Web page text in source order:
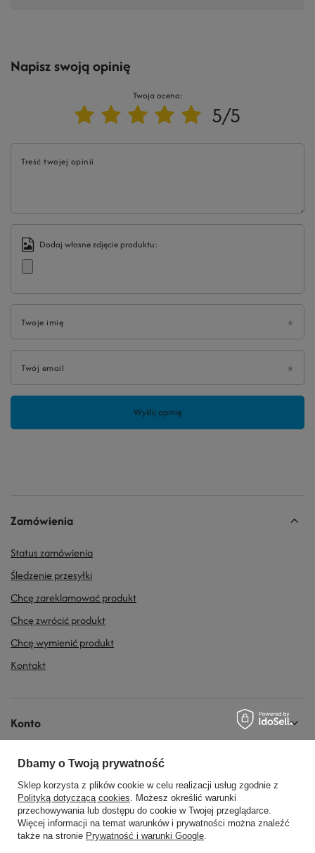
Napisz swoją opinię
Twoja ocena:
5/5
Treść twojej opinii
Dodaj własne zdjęcie produktu:
Twoje imię
Twój email
Wyślij opinię
Zamówienia
Status zamówienia
Śledzenie przesyłki
Chcę zareklamować produkt
Chcę zwrócić produkt
Chcę wymienić produkt
Kontakt
Konto
Regulaminy
Social Media
Dbamy o Twoją prywatność
Sklep korzysta z plików cookie w celu realizacji usług zgodnie z
Polityką dotyczącą cookies. Możesz określić warunki
przechowywania lub dostępu do cookie w Twojej przeglądarce.
Więcej informacji na temat warunków i prywatności można znaleźć
także na stronie Prywatność i warunki Google.